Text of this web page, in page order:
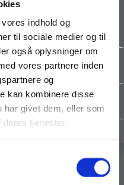
indhold og
til sociale medier og til
også oplysninger om
vores partnere inden
og
kan kombinere disse
har givet dem, eller som
tjenester.
med lav emissioner.